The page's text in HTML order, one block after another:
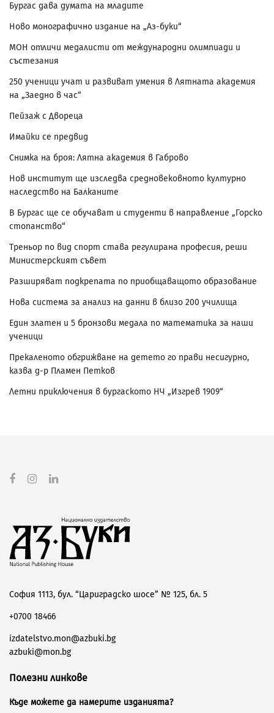
Бургас дава думата на младите
Ново монографично издание на „Аз-буки“
МОН отличи медалисти от международни олимпиади и
състезания
250 ученици учат и развиват умения в Лятната академия
на „Заедно в час“
Пейзаж с Двореца
Имайки се предвид
Снимка на броя: Лятна академия в Габрово
Нов институт ще изследва средновековното културно
наследство на Балканите
В Бургас ще се обучават и студенти в направление „Горско
стопанство“
Треньор по вид спорт става регулирана професия, реши
Министерският съвет
Разширяват подкрепата по приобщаващото образование
Нова система за анализ на данни в близо 200 училища
Един златен и 5 бронзови медала по математика за наши
ученици
Прекаленото обгрижване на детето го прави несигурно,
казва д-р Пламен Петков
Летни приключения в бургаското НЧ „Изгрев 1909“
София 1113, бул. “Цариградско шосе” № 125, бл. 5
+0700 18466
izdatelstvo.mon@azbuki.bg
azbuki@mon.bg
Полезни линкове
Къде можете да намерите изданията?